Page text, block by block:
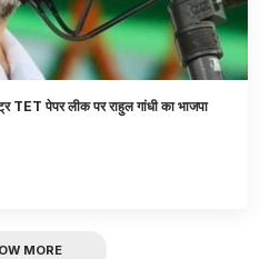
TET पेपर लीक पर राहुल गांधी का भाजपा
MORE